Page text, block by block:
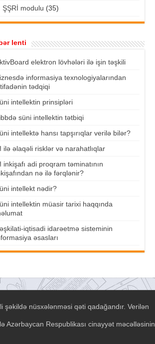
ŞŞRİ modulu (35)
lenti
elektron lövhələri ilə işin təşkili
informasiya texnologiyalarından
tədqiqi
intellektin prinsipləri
süni intellektin tətbiqi
intellektə hansı tapşırıqlar verilə bilər?
ilə əlaqəli risklər və narahatlıqlar
inkişafı adi proqram təminatının
nə ilə fərqlənir?
intellekt nədir?
intellektin müasir tarixi haqqında
iqtisadi idarəetmə sisteminin
əsasları
nüsxələnməsi qəti qadağandır. Verilən
Respublikası cinayyət məcəlləsinin